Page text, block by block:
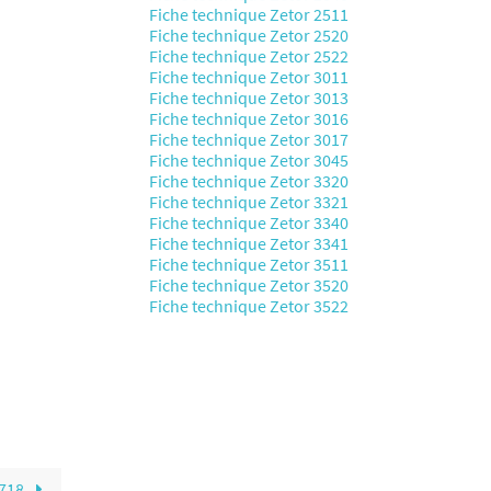
Fiche technique Zetor 2511
Fiche technique Zetor 2520
Fiche technique Zetor 2522
Fiche technique Zetor 3011
Fiche technique Zetor 3013
Fiche technique Zetor 3016
Fiche technique Zetor 3017
Fiche technique Zetor 3045
Fiche technique Zetor 3320
Fiche technique Zetor 3321
Fiche technique Zetor 3340
Fiche technique Zetor 3341
Fiche technique Zetor 3511
Fiche technique Zetor 3520
Fiche technique Zetor 3522